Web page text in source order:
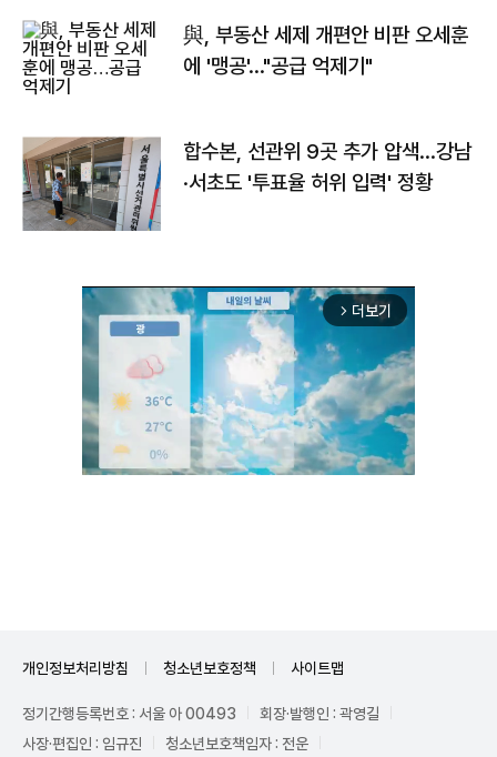
與, 부동산 세제 개편안 비판 오세훈
에 '맹공'…"공급 억제기"
합수본, 선관위 9곳 추가 압색…강남
·서초도 '투표율 허위 입력' 정황
arrow_forward_ios 더보기
개인정보처리방침 청소년보호정책 사이트맵
정기간행등록번호 : 서울 아 00493
회장·발행인 : 곽영길
사장·편집인 : 임규진
청소년보호책임자 : 전운